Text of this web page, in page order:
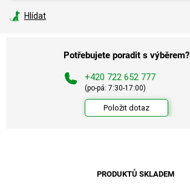
Hlídat
Potřebujete poradit s výběrem?
+420 722 652 777
(po-pá: 7:30-17:00)
Položit dotaz
PRODUKTŮ SKLADEM